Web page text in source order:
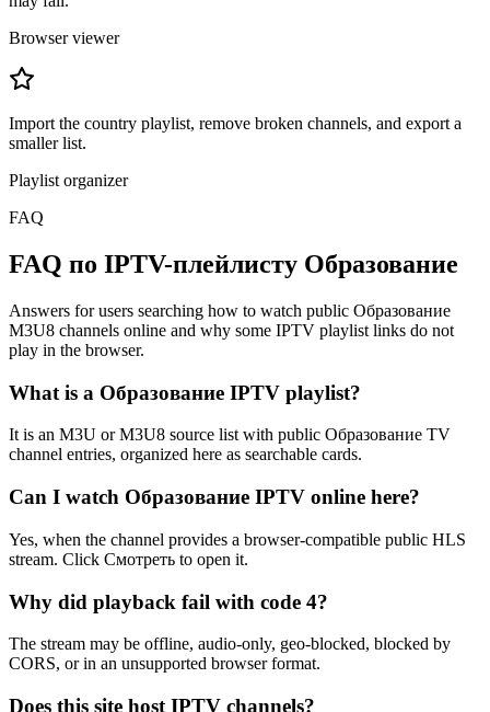
Browser viewer
Import the country playlist, remove broken channels, and export a
smaller list.
Playlist organizer
FAQ
FAQ по IPTV-плейлисту Образование
Answers for users searching how to watch public Образование
M3U8 channels online and why some IPTV playlist links do not
play in the browser.
What is a Образование IPTV playlist?
It is an M3U or M3U8 source list with public Образование TV
channel entries, organized here as searchable cards.
Can I watch Образование IPTV online here?
Yes, when the channel provides a browser-compatible public HLS
stream. Click Смотреть to open it.
Why did playback fail with code 4?
The stream may be offline, audio-only, geo-blocked, blocked by
CORS, or in an unsupported browser format.
Does this site host IPTV channels?